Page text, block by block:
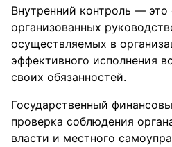
Внутренний контроль —
организованных
осуществляемых в
эффективного исполнения
своих обязанностей.
Государственный
проверка соблюдения
власти и местного